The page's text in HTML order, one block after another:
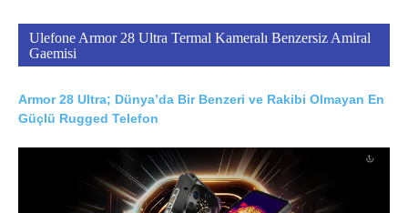
Ulefone Armor 28 Ultra Termal Kameralı Benzersiz Amiral
Gaemisi
Armor 28 Ultra; Dünya’da Bir Benzeri ve Rakibi Olmayan En
Güçlü Rugged Telefon